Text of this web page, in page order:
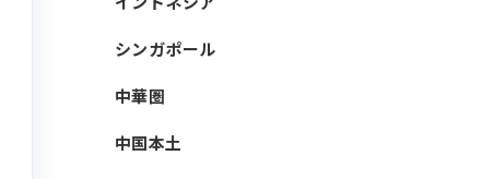
中華圏
中国本土
シンガポール